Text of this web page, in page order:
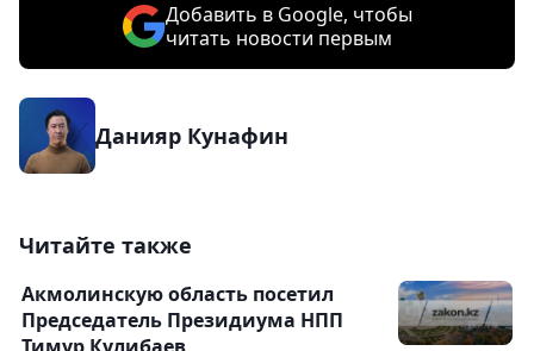
Добавить в Google, чтобы
читать новости первым
Данияр Кунафин
Читайте также
Акмолинскую область посетил
Председатель Президиума НПП